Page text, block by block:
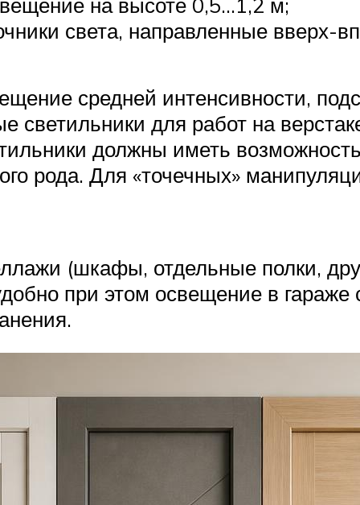
света, направленные вверх-
средней интенсивности,
для работ на
должны иметь
рода. Для «точечных»
(шкафы, отдельные полки,
при этом освещение в